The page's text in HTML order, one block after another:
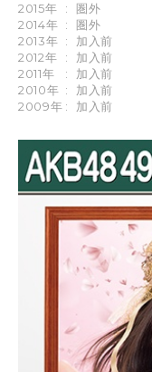
2015年
:
圏外
2014年 :
圏外
2013年 :
加入前
2012年
:
加入前
2011年
:
加入前
2010年 :
加入前
2009年 : 加入前